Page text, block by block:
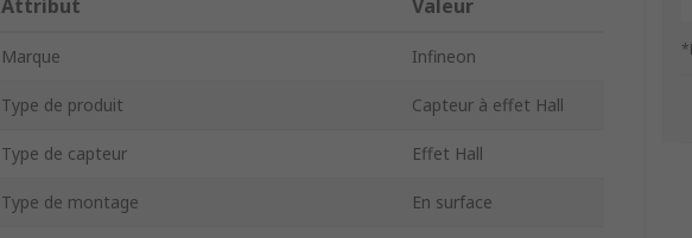
Attribut Valeur
Marque Infineon
Type de produit Capteur à effet Hall
Type de capteur Effet Hall
Type de montage En surface